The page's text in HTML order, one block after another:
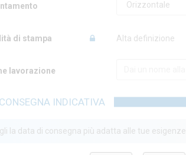
di stampa Alta definizione
lavorazione
CONSEGNA INDICATIVA
la data di consegna più adatta alle tue esigenze.